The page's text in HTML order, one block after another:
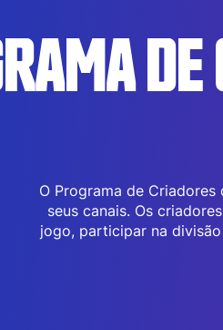
O Programa de
seus canais. Os
jogo, participar na